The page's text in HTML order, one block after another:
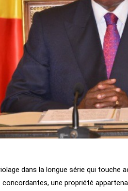
dans la longue série qui touche
une propriété